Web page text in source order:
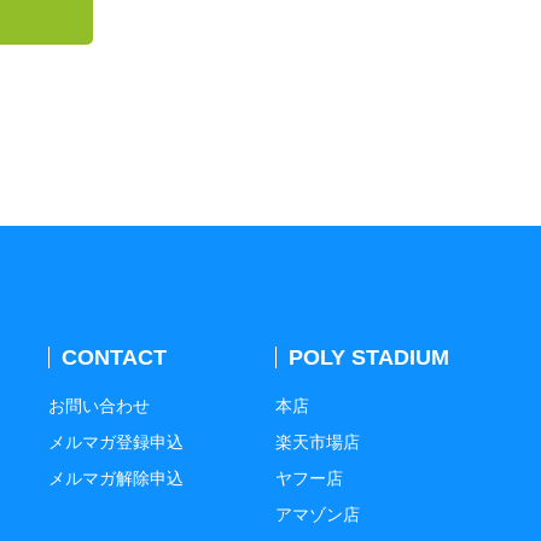
CONTACT
お問い合わせ
メルマガ登録申込
メルマガ解除申込
POLY STADIUM
本店
楽天市場店
ヤフー店
アマゾン店